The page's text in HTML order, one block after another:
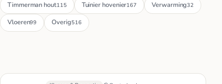
Timmerman hout115 Tuinier hovenier167 Verwarming32
Vloeren99 Overig516